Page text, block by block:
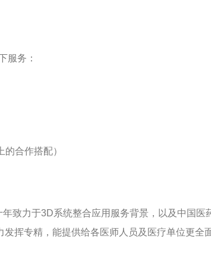
服务：
合作搭配）
力于3D系统整合应用服务背景，以及中国医
挥专精，能提供给各医师人员及医疗单位更全